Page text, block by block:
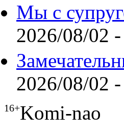
Мы с
2026/08/02
2026/08/02
16+Komi-nao